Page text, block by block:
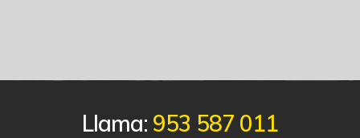
Llama: 953 587 011